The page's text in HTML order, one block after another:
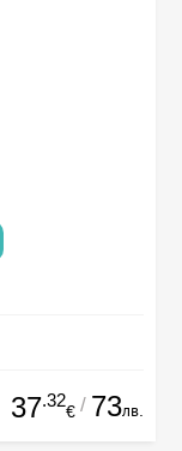
37.32
€ / 73лв.